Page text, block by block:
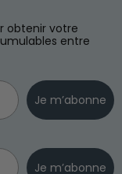
obtenir votre
entre
Je m’abonne
Je m’abonne